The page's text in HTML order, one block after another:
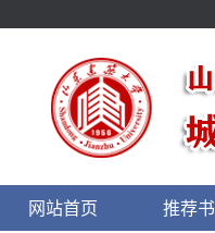
网站首页 推荐书